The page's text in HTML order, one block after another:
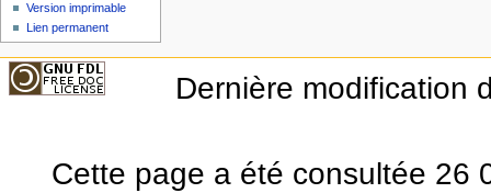
Version imprimable
Lien permanent
Dernière modification
Cette page a été consultée 26